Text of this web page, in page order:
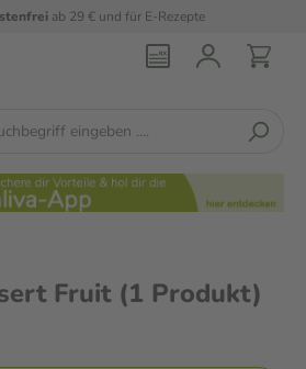
ab 29 € und für E-Rezepte
Fruit (1 Produkt)